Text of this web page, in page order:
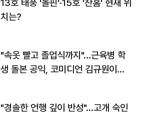
13호 태풍 '돌핀'·15호 '찬홈' 현재 위
치는?
"속옷 빨고 졸업식까지"…근육병 학
생 돌본 공익, 코미디언 김규원이었
"경솔한 언행 깊이 반성"…고개 숙인